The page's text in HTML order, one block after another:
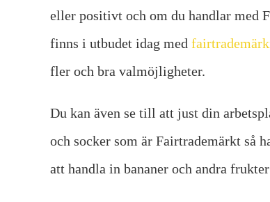
eller positivt och om du handlar med
finns i utbudet idag med
fler och bra valmöjligheter.
Du kan även se till att just din
och socker som är Fairtrademärkt så
att handla in bananer och andra